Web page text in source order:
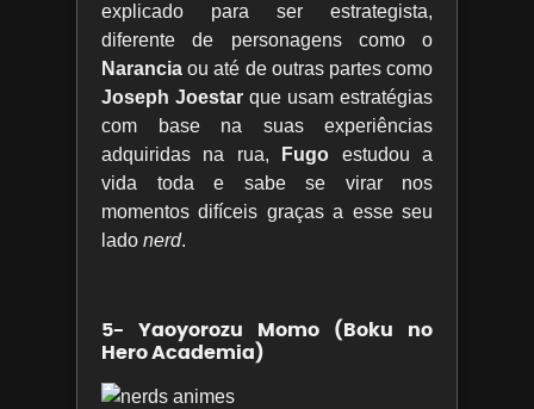
explicado para ser estrategista,
diferente de personagens como o
Narancia ou até de outras partes como
Joseph Joestar que usam estratégias
com base na suas experiências
adquiridas na rua,
Fugo estudou a
vida toda e sabe se virar nos
momentos difíceis graças a esse seu
lado nerd.
5- Yaoyorozu Momo (Boku no
Hero Academia)